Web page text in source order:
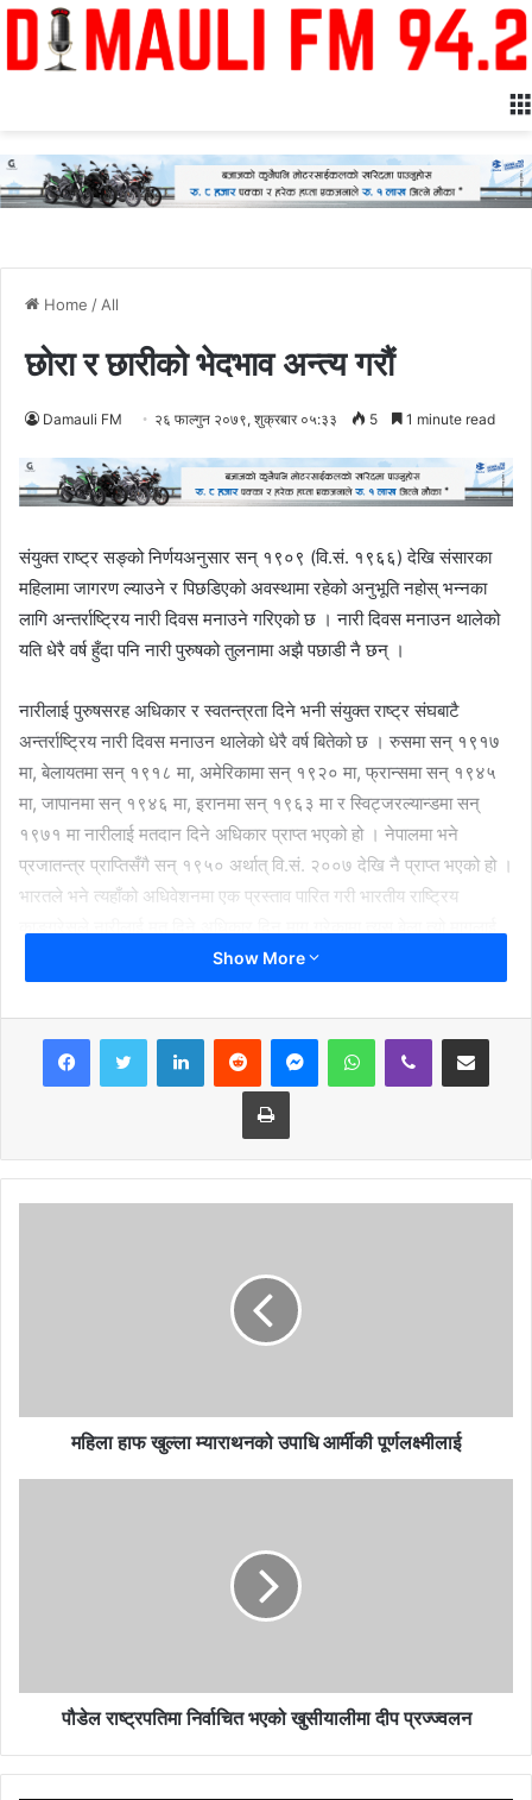
Home / All
छोरा र छारीको भेदभाव अन्त्य गरौं
Damauli FM २६ फाल्गुन २०७९, शुक्रबार ०५:३३ 5 1 minute read
संयुक्त राष्ट्र सङ्को निर्णयअनुसार सन् १९०९ (वि.सं. १९६६) देखि संसारका
महिलामा जागरण ल्याउने र पिछडिएको अवस्थामा रहेको अनुभूति नहोस् भन्नका
लागि अन्तर्राष्ट्रिय नारी दिवस मनाउने गरिएको छ । नारी दिवस मनाउन थालेको
यति धेरै वर्ष हुँदा पनि नारी पुरुषको तुलनामा अझै पछाडी नै छन् ।
नारीलाई पुरुषसरह अधिकार र स्वतन्त्रता दिने भनी संयुक्त राष्ट्र संघबाटै
अन्तर्राष्ट्रिय नारी दिवस मनाउन थालेको धेरै वर्ष बितेको छ । रुसमा सन् १९१७
मा, बेलायतमा सन् १९१८ मा, अमेरिकामा सन् १९२० मा, फ्रान्समा सन् १९४५
मा, जापानमा सन् १९४६ मा, इरानमा सन् १९६३ मा र स्विट्जरल्यान्डमा सन्
१९७१ मा नारीलाई मतदान दिने अधिकार प्राप्त भएको हो । नेपालमा भने
प्रजातन्त्र प्राप्तिसँगै सन् १९५० अर्थात् वि.सं. २००७ देखि नै प्राप्त भएको हो ।
भारतले भने त्यहाँको अधिवेशनमा एक प्रस्ताव पारित गरी भारतीय राष्ट्रिय
घरेलु समस्या भनी पन्छाइयो र पछि सन् १९२० देखि १९२९को बीचमा विभिन्न
प्रस्ताव पारित गर्दै अन्त्यमा नारीलाई मत दिने अधिकार दिइएको हो । अन्य देशको
तुलना नारीलाई धेरै अधिकार प्रदान गरिएपनि अझै पनि जुन रुपमा नारीहरु
आर्थिक, सामाजिक, राजनीतिक रुपमा अघि बढ्ने त्यो रुपमा अघि बढ्न सकेका
छैनन् । नेपालमा नारीले अवसर नपाएका होइनन् तर अझै पनि जुन रुपमा पाउनु
पर्ने हो त्यो पाएको अवस्था छैन । नेपालमा राष्ट्रपति सभामूख, प्रधानन्यायधिश
बन्ने अवसर पाईसकेका छन् । प्रधानमन्त्री तथा पार्टीको अध्यक्ष हुने अवसरको
वातारण पनि मिलाउनु पर्छ । छोरा र छोरी बराबर हुन् भनेर शिक्षादिक्षा दिने, काममा
महिलालाई भार बढी नथप्ने जस्ता कार्य गरिनु पर्दछ । छोरा छोरी बराबर हुन् भन्ने
Show More
Print
महिला हाफ खुल्ला म्याराथनको उपाधि आर्मीकी पूर्णलक्ष्मीलाई
पौडेल राष्ट्रपतिमा निर्वाचित भएको खुसीयालीमा दीप प्रज्ज्वलन